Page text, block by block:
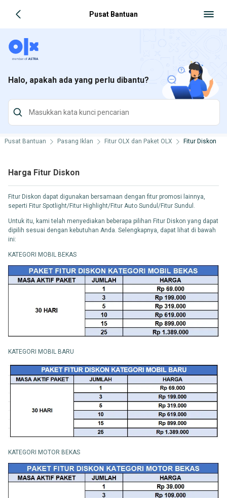
Pusat Bantuan
Halo, apakah ada yang perlu dibantu?
Pusat Bantuan Pasang Iklan Fitur OLX dan Paket OLX Fitur Diskon
Harga Fitur Diskon
Fitur Diskon dapat digunakan bersamaan dengan fitur promosi lainnya,
seperti Fitur Spotlight/Fitur Highlight/Fitur Auto Sundul/Fitur Sundul.
Untuk itu, kami telah menyediakan beberapa pilihan Fitur Diskon yang dapat
dipilih sesuai dengan kebutuhan Anda. Selengkapnya, dapat lihat di bawah
ini:
KATEGORI MOBIL BEKAS
KATEGORI MOBIL BARU
KATEGORI MOTOR BEKAS